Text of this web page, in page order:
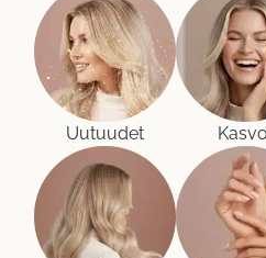
uutuustuotteet
saapuneet
TILAA TÄSTÄ
Uutuudet